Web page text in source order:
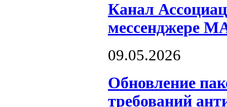
Канал
мессенджере
09.05.2026
Обновление
требований